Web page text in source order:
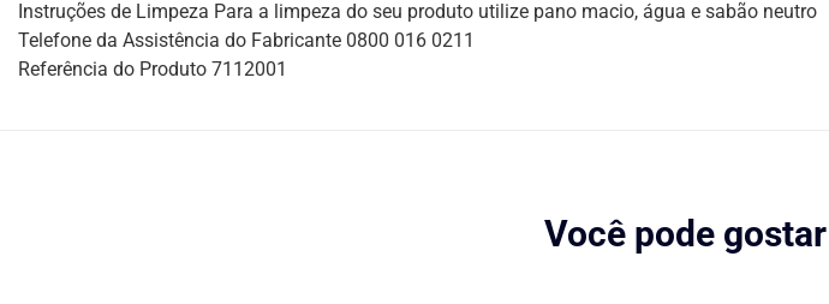
Instruções de Limpeza Para a limpeza do seu produto utilize pano macio, água e sabão neutro
Telefone da Assistência do Fabricante 0800 016 0211
Referência do Produto 7112001
Você pode gostar